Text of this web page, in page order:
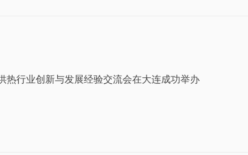
热行业创新与发展经验交流会在大连成功举办